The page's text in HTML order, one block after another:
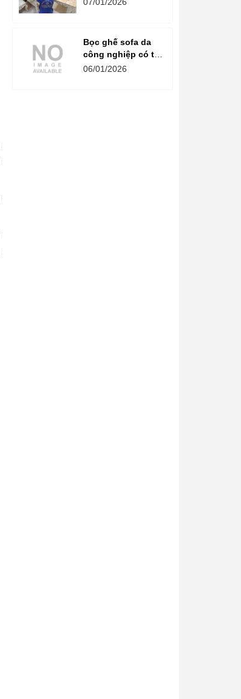
Bọc ghế sofa da
công nghiệp có tốt
không? Chuyên
06/01/2026